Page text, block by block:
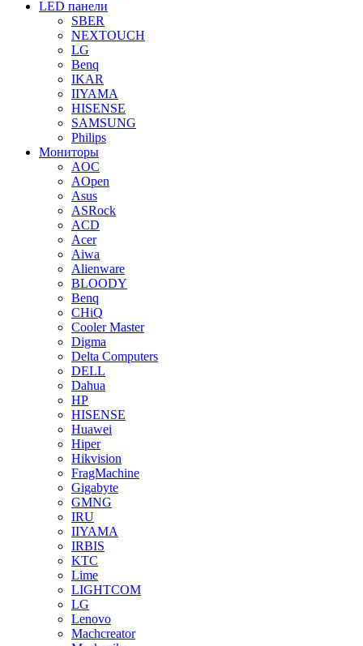
LED панели
SBER
NEXTOUCH
LG
Benq
IKAR
IIYAMA
HISENSE
SAMSUNG
Philips
Мониторы
AOC
AOpen
Asus
ASRock
ACD
Acer
Aiwa
Alienware
BLOODY
Benq
CHiQ
Cooler Master
Digma
Delta Computers
DELL
Dahua
HP
HISENSE
Huawei
Hiper
Hikvision
FragMachine
Gigabyte
GMNG
IRU
IIYAMA
IRBIS
KTC
Lime
LIGHTCOM
LG
Lenovo
Machcreator